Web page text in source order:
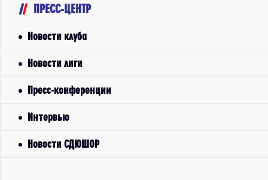
ПРЕСС-ЦЕНТР
Новости клуба
Новости лиги
Пресс-конференции
Интервью
Новости СДЮШОР